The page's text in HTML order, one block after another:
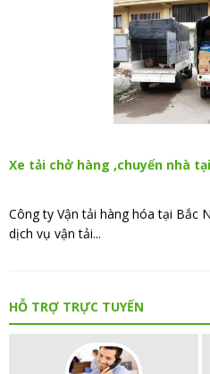
Xe tải chở hàng ,chuyển nhà
Công ty Vận tải hàng hóa tại Bắc
dịch vụ vận tải...
HỖ TRỢ TRỰC TUYẾN